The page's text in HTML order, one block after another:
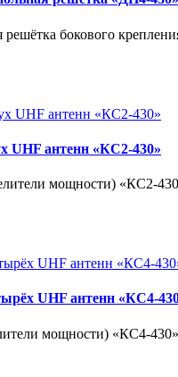
решётка бокового
UHF антенн «КС2-430»
мощности) «КС2-
UHF антенн «КС4-
мощности) «КС4-